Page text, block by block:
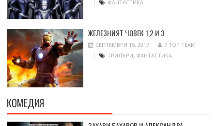
ФАНТАСТИКА
ЖЕЛЕЗНИЯТ ЧОВЕК 1,2 И 3
СЕПТЕМВРИ 15, 2017
7 TOP TEAM
ТРИЛЪРИ, ФАНТАСТИКА
КОМЕДИЯ